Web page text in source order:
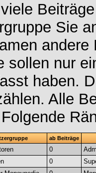
Sie
sollen nur
haben.
Alle
ab Beiträge
0
0